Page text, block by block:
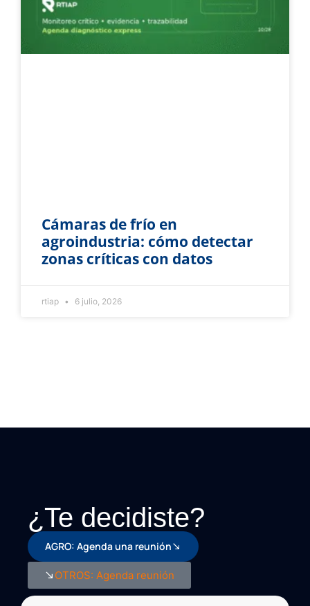
Cámaras de frío en
agroindustria: cómo detectar
zonas críticas con datos
rtiap 6 julio, 2026
¿Te decidiste?
AGRO: Agenda una reunión
OTROS: Agenda reunión